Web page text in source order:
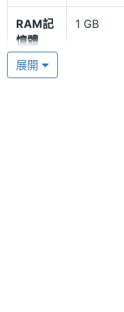
配備基於 Cortex A9
處理器，擁有較佳
RAM/16 GB ROM，
充，滿足使用者下載
RAM記
憶體
1 GB
ROM儲
展開